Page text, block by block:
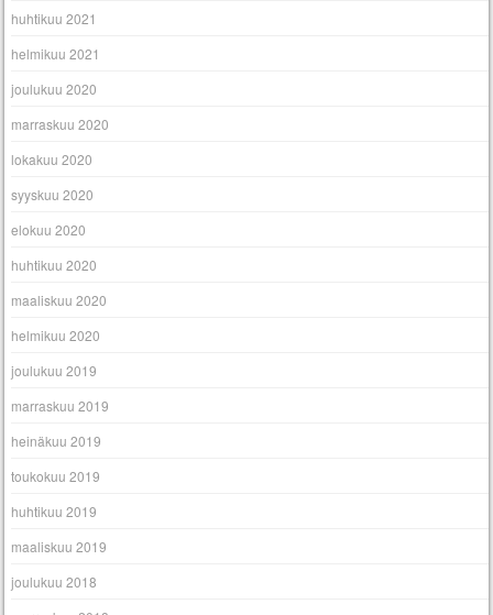
huhtikuu 2021
helmikuu 2021
joulukuu 2020
marraskuu 2020
lokakuu 2020
syyskuu 2020
elokuu 2020
huhtikuu 2020
maaliskuu 2020
helmikuu 2020
joulukuu 2019
marraskuu 2019
heinäkuu 2019
toukokuu 2019
huhtikuu 2019
maaliskuu 2019
joulukuu 2018